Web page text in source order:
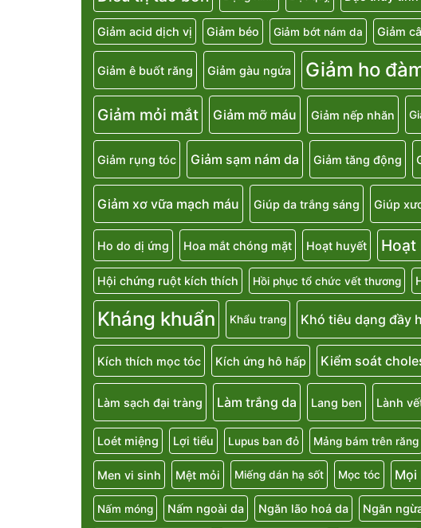
Giảm acid dịch vị Giảm béo Giảm bớt nám da Giảm
Giảm ê buốt răng Giảm gàu ngứa Giảm ho
Giảm mỏi mắt Giảm mỡ máu Giảm nếp nhăn
Giảm rụng tóc Giảm sạm nám da Giảm tăng động
Giảm xơ vữa mạch máu Giúp da trắng sáng Giúp
Ho do dị ứng Hoa mắt chóng mặt Hoạt huyết Hoạt
Hội chứng ruột kích thích Hồi phục tổ chức vết thương
Kháng khuẩn Khẩu trang Khó tiêu dạng đầy
Kích thích mọc tóc Kích ứng hô hấp Kiểm soát
Làm sạch đại tràng Làm trắng da Lang ben Lành
Loét miệng Lợi tiểu Lupus ban đỏ Mảng bám trên răng
Men vi sinh Mệt mỏi Miếng dán hạ sốt Mọc tóc Mọi
Nấm móng Nấm ngoài da Ngăn lão hoá da Ngăn